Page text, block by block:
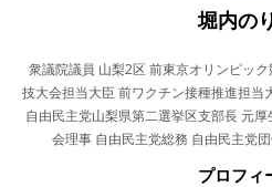
堀内の
衆議院議員 山梨2区 前東京オリンピッ
技大会担当大臣 前ワクチン接種推進担当
自由民主党山梨県第二選挙区支部長 元
会理事 自由民主党総務 自由民主党
プロフィ